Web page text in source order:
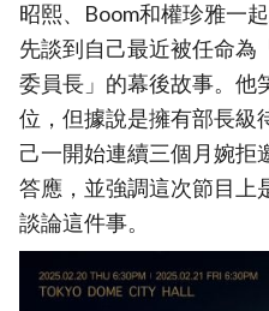
昭熙、Boom和權珍雅一
先談到自己最近被任命為
委員長」的幕後故事。他
位，但據說是擁有部長級
己一開始連續三個月婉拒
答應，並強調這次節目上
談論這件事。